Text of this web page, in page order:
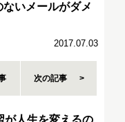
いメールがダメ
2017.07.03
次の記事